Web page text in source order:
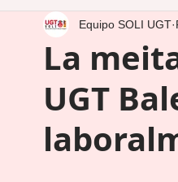
subsidi jubilació
acreditació competències
La
UGT
Equipo SOLI UGT